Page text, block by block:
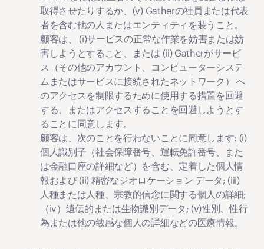
取得させたりするか、(v) Gatherの社員または代表
者を含む他の人またはエンティティを装うこと。
顧客は、 (i)サービスの正常な作業を妨害または妨
害しようとすること、または (ii) Gatherがサービ
ス（その他のアカウント、コンピューターシステ
ムまたはサービスに接続されたネットワーク） へ
のアクセスを制限するために使用する措置を回避
する、またはアクセスすることを回避しようとす
ることに同意します。
顧客は、次のことを行わないことに同意します: (i)
個人識別子（社会保障番号、運転免許番号、また
は金融口座の詳細など）を含む、定着した個人情
報および (ii) 精密なジオロケーション データ; (iii)
人種または人種、宗教的信念に関する個人の詳細;
（iv）遺伝的または生物識別データ; (v)性別、性行
為または他の敏感な個人の詳細などの医療情報。